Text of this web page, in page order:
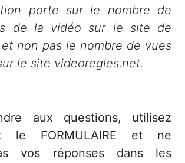
porte sur le nombre de
de la vidéo sur le site de
non pas le nombre de vues
le site videoregles.net.
aux questions, utilisez
le FORMULAIRE et ne
vos réponses dans les